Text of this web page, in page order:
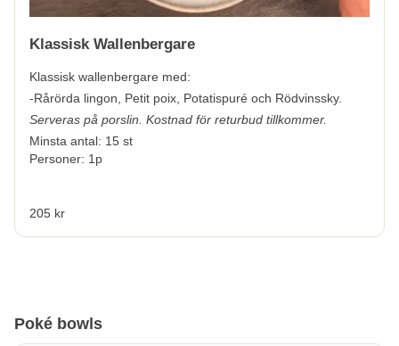
Klassisk Wallenbergare
Klassisk wallenbergare med:
-Rårörda lingon, Petit poix, Potatispuré och Rödvinssky.
Serveras på porslin. Kostnad för returbud tillkommer.
Minsta antal: 15 st
Personer: 1p
205 kr
Poké bowls